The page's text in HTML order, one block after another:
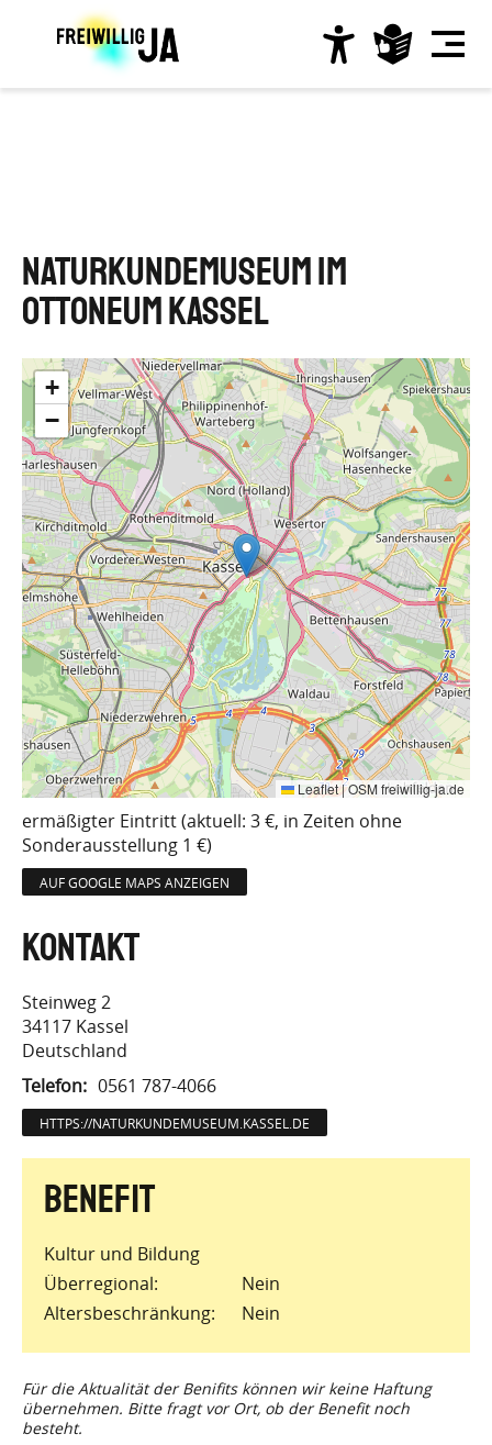
Naturkundemuseum im
Ottoneum Kassel
+
−
Leaflet|OSM freiwillig-ja.de
ermäßigter Eintritt (aktuell: 3 €, in Zeiten ohne
Sonderausstellung 1 €)
AUF GOOGLE MAPS ANZEIGEN
Steinweg 2
34117 Kassel
Deutschland
Telefon
0561 787-4066
HTTPS://NATURKUNDEMUSEUM.KASSEL.DE
Kultur und Bildung
Überregional
Nein
Altersbeschränkung
Nein
Für die Aktualität der Benifits können wir keine Haftung
übernehmen. Bitte fragt vor Ort, ob der Benefit noch
besteht.